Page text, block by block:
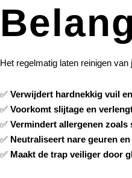
Het regelmatig laten reinigen
✅ Verwijdert hardnekkig vuil
✅ Voorkomt slijtage en
✅ Vermindert allergenen
✅ Neutraliseert nare geuren
✅ Maakt de trap veiliger door